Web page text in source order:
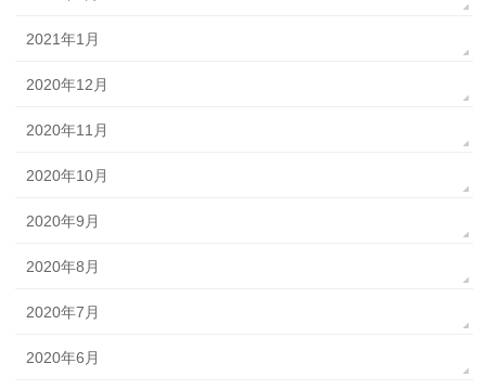
2021年1月
2020年12月
2020年11月
2020年10月
2020年9月
2020年8月
2020年7月
2020年6月